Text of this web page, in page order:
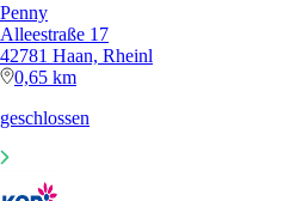
Penny
Alleestraße 17
42781 Haan, Rheinl
0,65 km
geschlossen